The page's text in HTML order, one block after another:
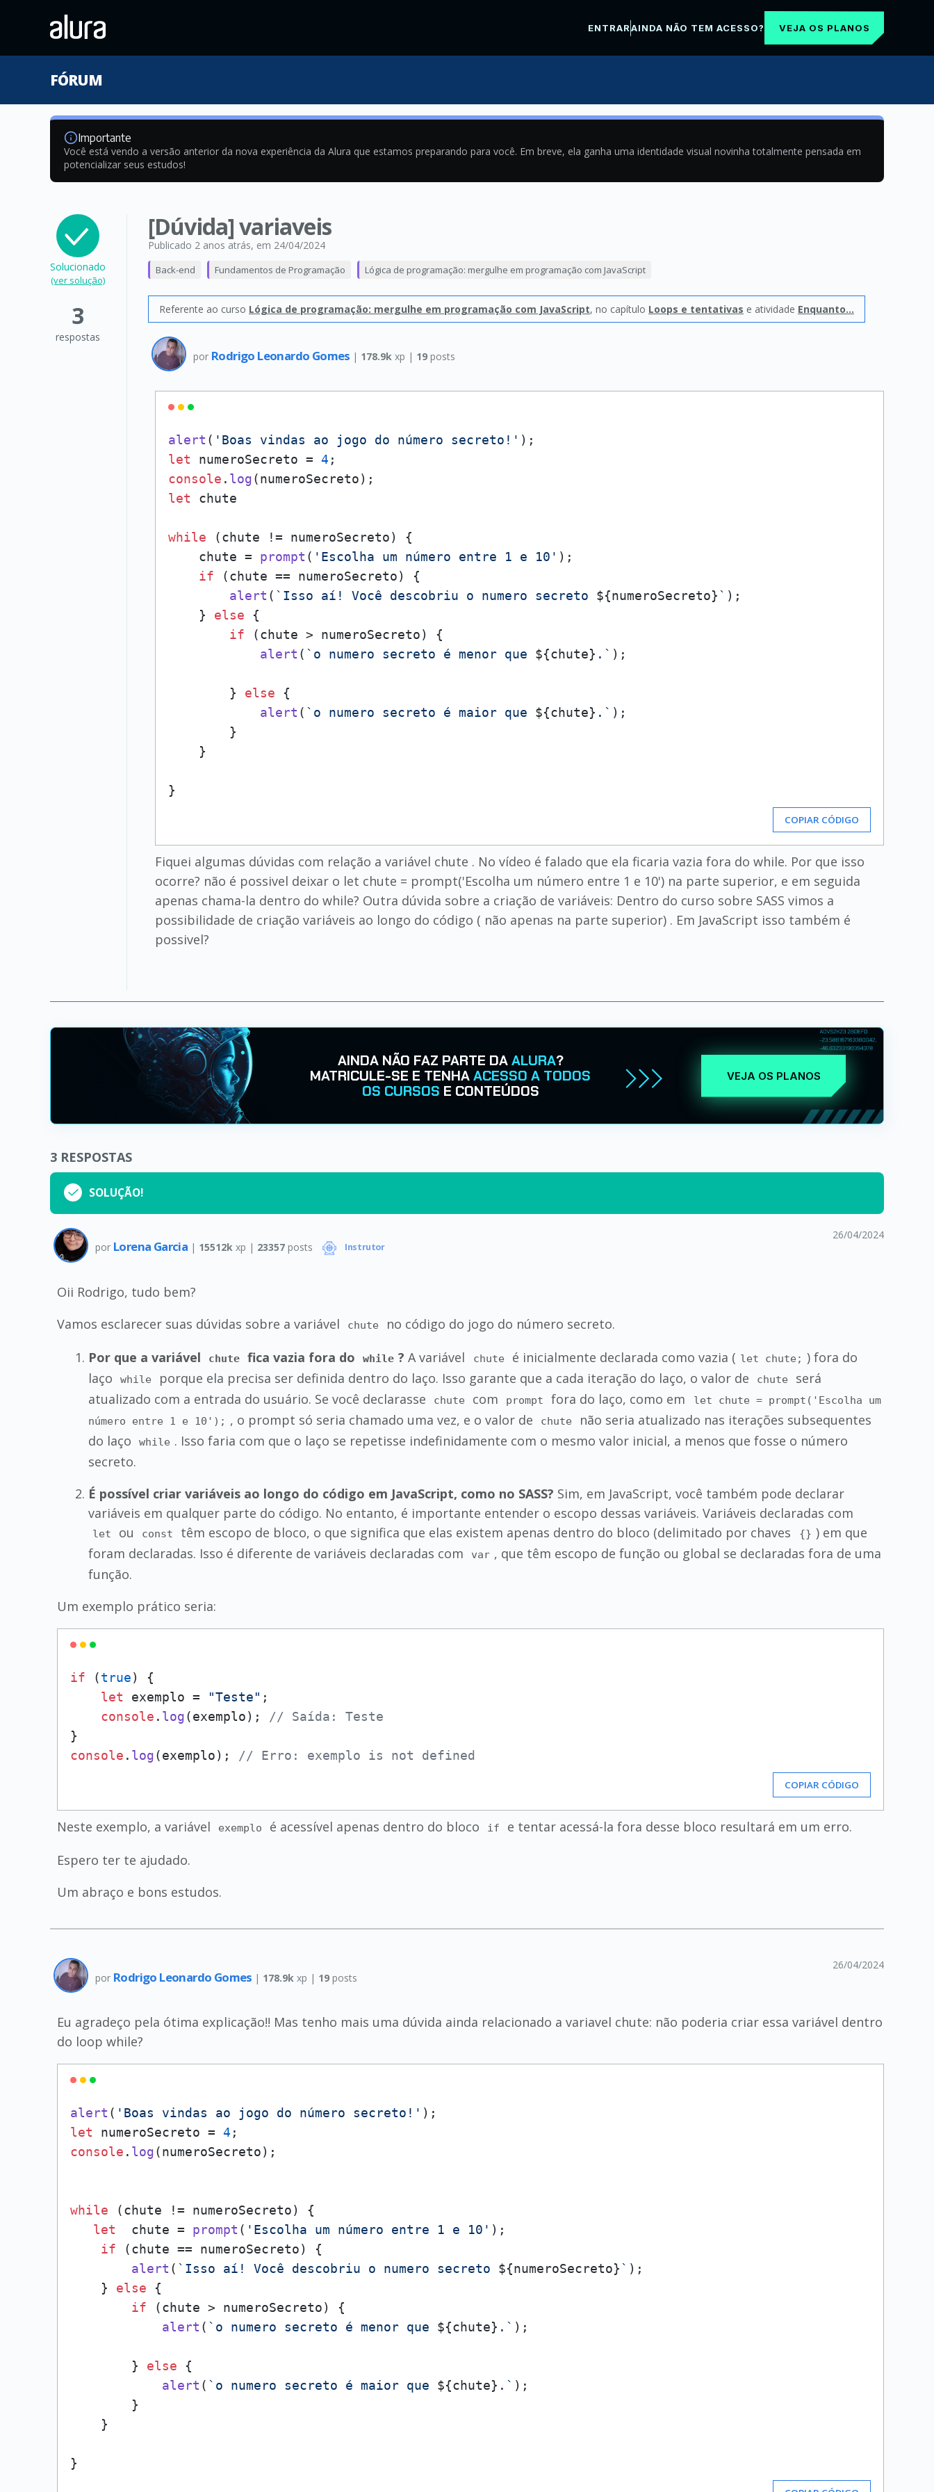
ENTRARAINDA NÃO TEM ACESSO? VEJA OS PLANOS
FÓRUM
Importante
Você está vendo a versão anterior da nova experiência da Alura que estamos preparando para você. Em breve, ela ganha uma identidade visual novinha totalmente pensada em
potencializar seus estudos!
Solucionado
(ver solução)
3
respostas
[Dúvida] variaveis
Publicado 2 anos atrás, em 24/04/2024
Back-end Fundamentos de Programação Lógica de programação: mergulhe em programação com JavaScript
Referente ao curso Lógica de programação: mergulhe em programação com JavaScript, no capítulo Loops e tentativas e atividade Enquanto...
por Rodrigo Leonardo Gomes | 178.9k xp | 19 posts
alert ( 'Boas vindas ao jogo do número secreto!'
let numeroSecreto = 4
console . log
let chute
while (chute != numeroSecreto) {
    chute =
prompt ( 'Escolha um número entre 1 e 10' );
if (chute == numeroSecreto) {
alert ( `Isso aí! Você descobriu o numero secreto ${numeroSecreto}` );
    }
else {
if (chute > numeroSecreto) {
alert ( `o numero secreto é menor que ${chute} .` );
        }
else {
alert ( `o numero secreto é maior que ${chute} .` );
        }
    }
COPIAR CÓDIGO
Fiquei algumas dúvidas com relação a variável chute . No vídeo é falado que ela ficaria vazia fora do while. Por que isso
ocorre? não é possivel deixar o let chute = prompt('Escolha um número entre 1 e 10') na parte superior, e em seguida
apenas chama-la dentro do while? Outra dúvida sobre a criação de variáveis: Dentro do curso sobre SASS vimos a
possibilidade de criação variáveis ao longo do código ( não apenas na parte superior) . Em JavaScript isso também é
possivel?
AINDA NÃO FAZ PARTE DAALURA?
MATRICULE-SE E TENHAACESSO A TODOS
OS CURSOS E CONTEÚDOS
VEJA OS PLANOS
3 RESPOSTAS
SOLUÇÃO!
por Lorena Garcia | 15512k xp | 23357posts Instrutor
26/04/2024
Oii Rodrigo, tudo bem?
Vamos esclarecer suas dúvidas sobre a variável
chute
no código do jogo do número secreto.
Por que a variável
chute fica vazia fora do while ? A variável chute é inicialmente declarada como vazia ( let chute; ) fora do
laço
while porque ela precisa ser definida dentro do laço. Isso garante que a cada iteração do laço, o valor de chute
será
atualizado com a entrada do usuário. Se você declarasse
chute com prompt fora do laço, como em
let chute = prompt('Escolha um
número entre 1 e 10'); , o prompt só seria chamado uma vez, e o valor de chute
não seria atualizado nas iterações subsequentes
do laço
while . Isso faria com que o laço se repetisse indefinidamente com o mesmo valor inicial, a menos que fosse o número
secreto.
É possível criar variáveis ao longo do código em JavaScript, como no SASS? Sim, em JavaScript, você também pode declarar
variáveis em qualquer parte do código. No entanto, é importante entender o escopo dessas variáveis. Variáveis declaradas com
let ou const têm escopo de bloco, o que significa que elas existem apenas dentro do bloco (delimitado por chaves {} ) em que
foram declaradas. Isso é diferente de variáveis declaradas com
var , que têm escopo de função ou global se declaradas fora de uma
função.
Um exemplo prático seria:
if (true) {
let exemplo = "Teste" ;
console . log(exemplo); // Saída: Teste
console . log(exemplo); // Erro: exemplo is not defined
COPIAR CÓDIGO
Neste exemplo, a variável exemplo é acessível apenas dentro do bloco if
e tentar acessá-la fora desse bloco resultará em um erro.
Espero ter te ajudado.
Um abraço e bons estudos.
por Rodrigo Leonardo Gomes | 178.9k xp | 19 posts
26/04/2024
Eu agradeço pela ótima explicação!! Mas tenho mais uma dúvida ainda relacionado a variavel chute: não poderia criar essa variável dentro
do loop while?
alert ( 'Boas vindas ao jogo do número secreto!'
let numeroSecreto = 4
console . log(numeroSecreto);
while (chute != numeroSecreto) {
let
  chute =
prompt ( 'Escolha um número entre 1 e 10' );
if (chute == numeroSecreto) {
alert ( `Isso aí! Você descobriu o numero secreto ${numeroSecreto}` );
    }
else {
if (chute > numeroSecreto) {
alert ( `o numero secreto é menor que ${chute} .` );
        }
else {
alert ( `o numero secreto é maior que ${chute} .` );
        }
    }